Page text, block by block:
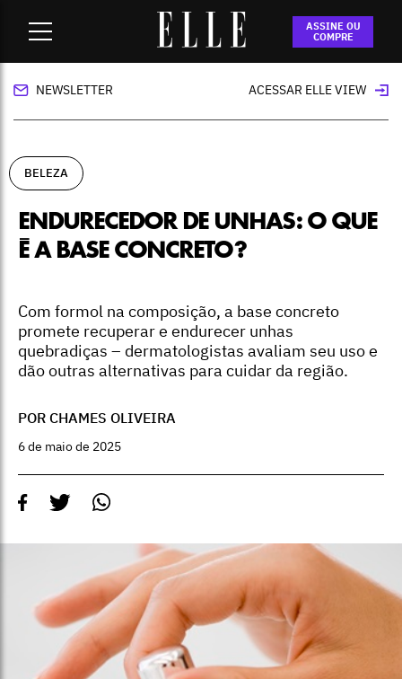
ASSINE OU
COMPRE
Endurecedor de unhas: o que é a base
concreto?
NEWSLETTER ACESSAR ELLE VIEW
BELEZA
ENDURECEDOR DE UNHAS: O QUE
É A BASE CONCRETO?
Com formol na composição, a base concreto
promete recuperar e endurecer unhas
quebradiças – dermatologistas avaliam seu uso e
dão outras alternativas para cuidar da região.
POR CHAMES OLIVEIRA
6 de maio de 2025